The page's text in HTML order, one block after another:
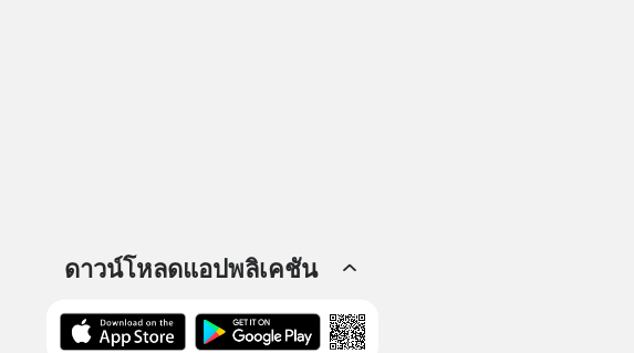
ดาวน์โหลดแอปพลิเคชัน